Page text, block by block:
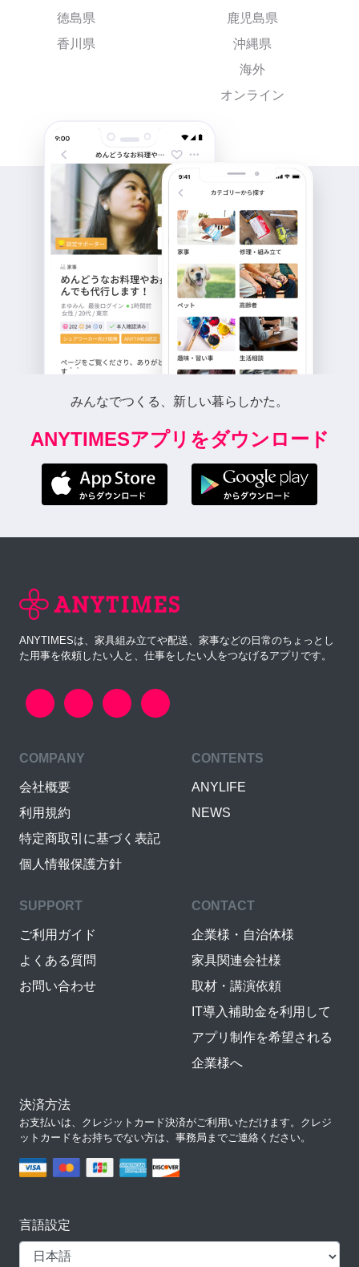
徳島県
香川県
鹿児島県
沖縄県
海外
オンライン
みんなでつくる、新しい暮らしかた。
ANYTIMESアプリをダウンロード
ANYTIMESは、家具組み立てや配送、家事などの日常のちょっとし
た用事を依頼したい人と、仕事をしたい人をつなげるアプリです。
COMPANY
会社概要
利用規約
特定商取引に基づく表記
個人情報保護方針
CONTENTS
ANYLIFE
NEWS
SUPPORT
ご利用ガイド
よくある質問
お問い合わせ
CONTACT
企業様・自治体様
家具関連会社様
取材・講演依頼
IT導入補助金を利用して
アプリ制作を希望される
企業様へ
決済方法
お支払いは、クレジットカード決済がご利用いただけます。クレジ
ットカードをお持ちでない方は、事務局までご連絡ください。
言語設定